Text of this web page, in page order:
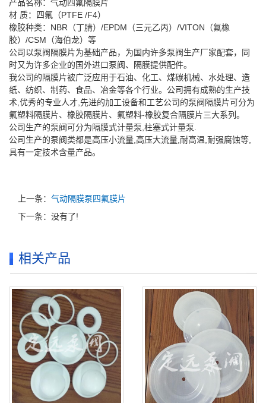
产品名称：气动四氟隔膜片
材 质：四氟（PTFE /F4）
橡胶种类：NBR（丁腈）/EPDM（三元乙丙）/VITON（氟橡
胶）/CSM（海伯龙）等
公司以泵阀隔膜片为基础产品，为国内许多泵阀生产厂家配套，同
时又为许多企业的国外进口泵阀、隔膜提供配件。
我公司的隔膜片被广泛应用于石油、化工、煤碳机械、水处理、造
纸、纺织、制药、食品、冶金等各个行业。公司拥有成熟的生产技
术,优秀的专业人才,先进的加工设备和工艺公司的泵阀隔膜片可分为
氟塑料隔膜片、橡胶隔膜片、氟塑料-橡胶复合隔膜片三大系列。
公司生产的泵阀可分为隔膜式计量泵,柱塞式计量泵.
公司生产的泵阀类都是高压小流量,高压大流量,耐高温,耐强腐蚀等,
具有一定技术含量产品。
上一条： 气动隔膜泵四氟膜片
下一条：没有了!
相关产品